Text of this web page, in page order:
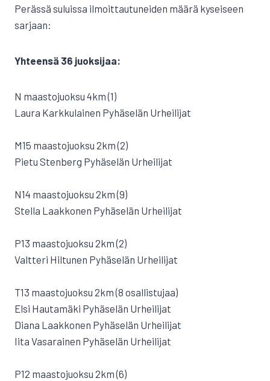
Perässä suluissa ilmoittautuneiden määrä kyseiseen
sarjaan:
Yhteensä 36 juoksijaa:
N maastojuoksu 4km (1)
Laura Karkkulainen Pyhäselän Urheilijat
M15 maastojuoksu 2km (2)
Pietu Stenberg Pyhäselän Urheilijat
N14 maastojuoksu 2km (9)
Stella Laakkonen Pyhäselän Urheilijat
P13 maastojuoksu 2km (2)
Valtteri Hiltunen Pyhäselän Urheilijat
T13 maastojuoksu 2km (8 osallistujaa)
Elsi Hautamäki Pyhäselän Urheilijat
Diana Laakkonen Pyhäselän Urheilijat
Iita Vasarainen Pyhäselän Urheilijat
P12 maastojuoksu 2km (6)